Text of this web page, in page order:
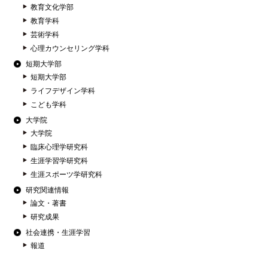
教育文化学部
教育学科
芸術学科
心理カウンセリング学科
短期大学部
短期大学部
ライフデザイン学科
こども学科
大学院
大学院
臨床心理学研究科
生涯学習学研究科
生涯スポーツ学研究科
研究関連情報
論文・著書
研究成果
社会連携・生涯学習
報道